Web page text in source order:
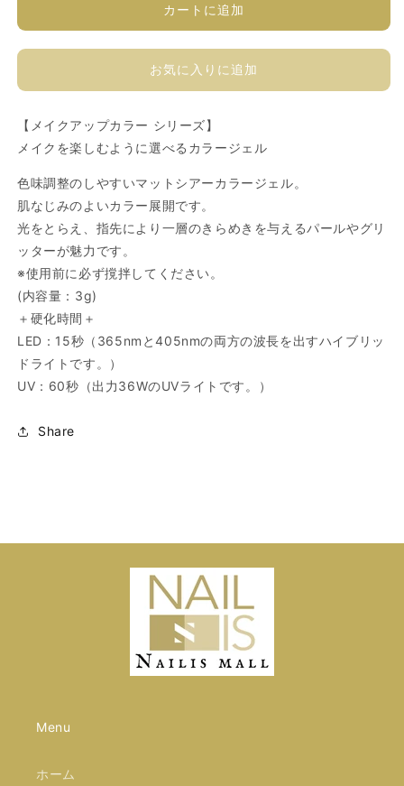
ラ
ー
ェ
P462GP
の
数
量
を
減
ら
す
ラ
ー
ェ
P462GP
の
数
量
を
や
す
カートに追加
お気に入りに追加
【メイクアップカラー シリーズ】
メイクを楽しむように選べるカラージェル
色味調整のしやすいマットシアーカラージェル。
肌なじみのよいカラー展開です。
光をとらえ、指先により一層のきらめきを与えるパールやグリ
ッターが魅力です。
※使用前に必ず撹拌してください。
(内容量：3g)
＋硬化時間＋
LED：15秒（365nmと405nmの両方の波長を出すハイブリッ
ドライトです。）
UV：60秒（出力36WのUVライトです。）
Share
Menu
ホーム